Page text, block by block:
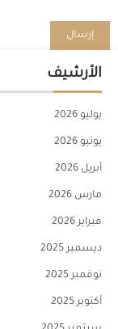
الأرشيف
يوليو 2026
يونيو 2026
أبريل 2026
مارس 2026
فبراير 2026
ديسمبر 2025
نوفمبر 2025
أكتوبر 2025